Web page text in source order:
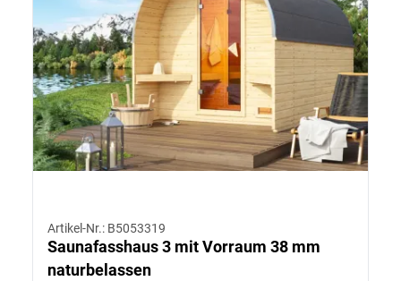
Artikel-Nr.: B5053319
Saunafasshaus 3 mit Vorraum 38 mm
naturbelassen